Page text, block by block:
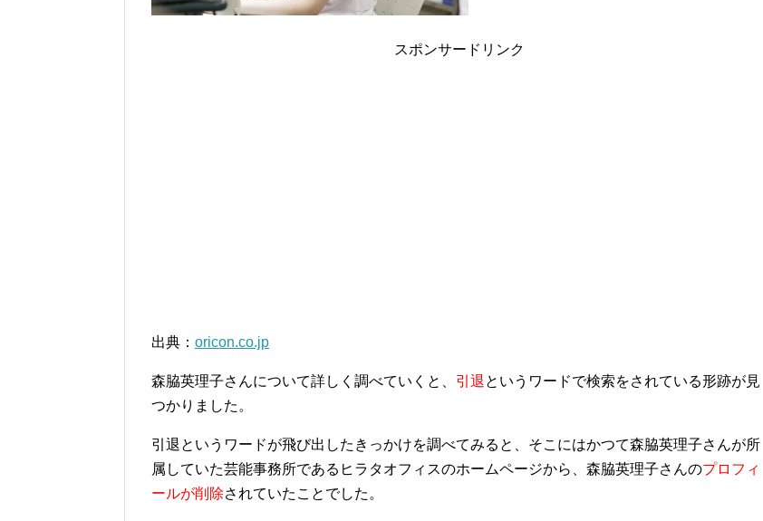
スポンサードリンク
出典： oricon.co.jp
森脇英理子さんについて詳しく調べていくと、 引退 というワードで検索をされている形跡が見
つかりました。
引退というワードが飛び出したきっかけを調べてみると、そこにはかつて森脇英理子さんが所
属していた芸能事務所であるヒラタオフィスのホームページから、森脇英理子さんのプロフィ
ールが削除されていたことでした。